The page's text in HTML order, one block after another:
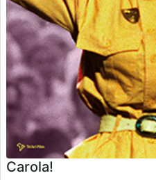
Carola!